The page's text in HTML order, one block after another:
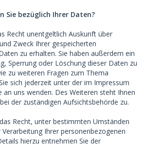
Sie bezüglich Ihrer Daten?
Recht unentgeltlich Auskunft über
Zweck Ihrer gespeicherten
zu erhalten. Sie haben außerdem ein
Sperrung oder Löschung dieser Daten zu
zu weiteren Fragen zum Thema
sich jederzeit unter der im Impressum
an uns wenden. Des Weiteren steht Ihnen
der zuständigen Aufsichtsbehörde zu.
Recht, unter bestimmten Umständen
Verarbeitung Ihrer personenbezogenen
hierzu entnehmen Sie der